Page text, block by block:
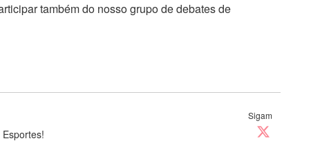
também do nosso grupo de debates de
Sigam